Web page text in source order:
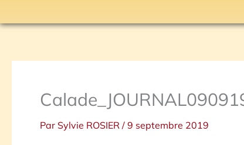
Par Sylvie ROSIER / 9 septembre 2019